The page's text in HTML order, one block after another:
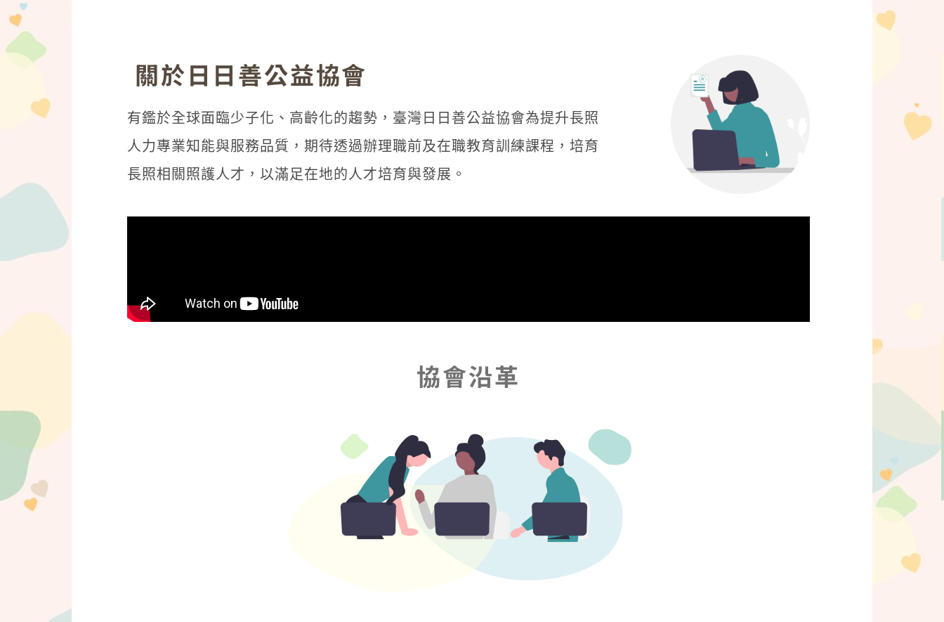
關於日日善公益協會
有鑑於全球面臨少子化、高齡化的趨勢，臺灣日日善公益協會為提升長照
人力專業知能與服務品質，期待透過辦理職前及在職教育訓練課程，培育
長照相關照護人才，以滿足在地的人才培育與發展。
協會沿革